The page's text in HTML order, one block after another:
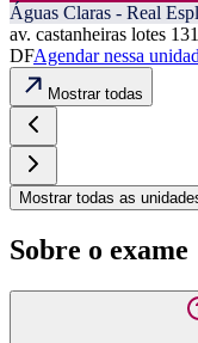
Águas Claras - Real
av. castanheiras lotes
DFAgendar nessa
Mostrar todas
Mostrar todas as
Sobre o exame